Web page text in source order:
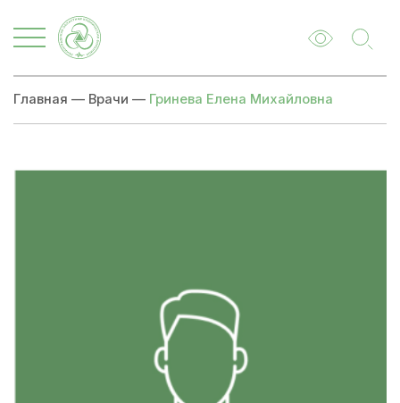
Главная — Врачи — Гринева Елена Михайловна